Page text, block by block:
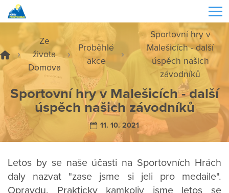
Ze
života
Domova
Proběhlé
akce
Sportovní hry v
Malešicích - další
úspěch našich
závodníků
Sportovní hry v Malešicích - další
úspěch našich závodníků
11. 10. 2021
Letos by se naše účasti na Sportovních Hrách
daly nazvat "zase jsme si jeli pro medaile".
Opravdu. Prakticky kamkoliv jsme letos se